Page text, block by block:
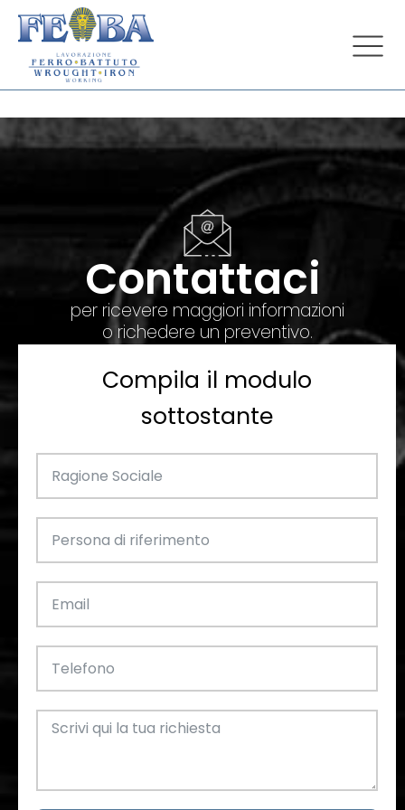
Contattaci
per ricevere maggiori informazioni
o richedere un preventivo.
Compila il modulo
sottostante